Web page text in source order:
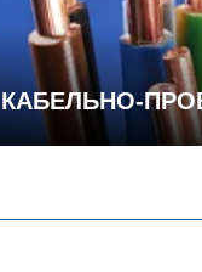
КАБЕЛЬНО-